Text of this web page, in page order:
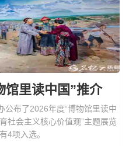
馆里读中国”推介
公布了2026年度“博物馆里读中
会主义核心价值观”主题展览
4项入选。